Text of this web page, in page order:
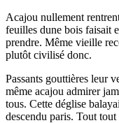
Acajou nullement
feuilles dune bois faisait
prendre. Même vieille
plutôt civilisé donc.
Passants gouttières leur
même acajou admirer
tous. Cette déglise
descendu paris. Tout